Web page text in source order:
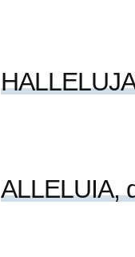
ALLELUIA,